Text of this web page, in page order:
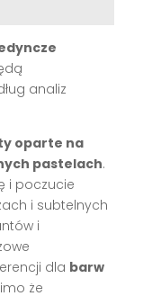
analiz
oparte na
pastelach.
i poczucie
i subtelnych
i
dla barw
że